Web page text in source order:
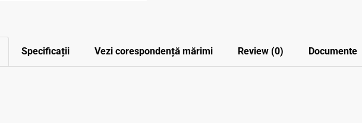
Specificații Vezi corespondenţă mărimi Review (0) Documente